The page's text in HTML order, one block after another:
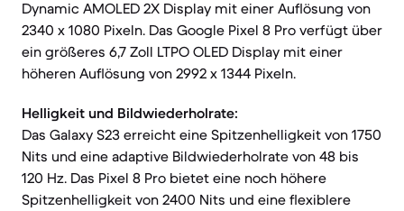
Dynamic AMOLED 2X Display mit einer Auflösung von
2340 x 1080 Pixeln. Das Google Pixel 8 Pro verfügt über
ein größeres 6,7 Zoll LTPO OLED Display mit einer
höheren Auflösung von 2992 x 1344 Pixeln.
Helligkeit und Bildwiederholrate:
Das Galaxy S23 erreicht eine Spitzenhelligkeit von 1750
Nits und eine adaptive Bildwiederholrate von 48 bis
120 Hz. Das Pixel 8 Pro bietet eine noch höhere
Spitzenhelligkeit von 2400 Nits und eine flexiblere